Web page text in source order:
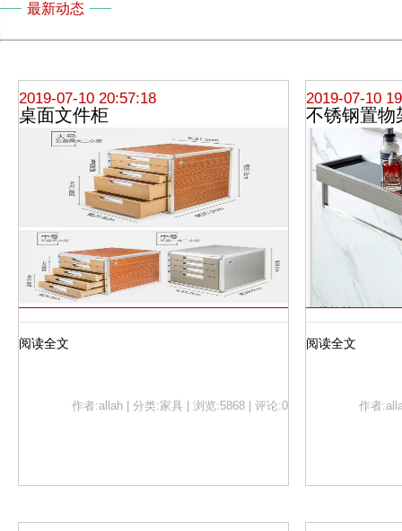
最新动态
2019-07-10 20:57:18
桌面文件柜
阅读全文
作者:allah | 分类:家具 | 浏览:5868 | 评论:0
2019-07-10
不锈钢置物
阅读全文
作者